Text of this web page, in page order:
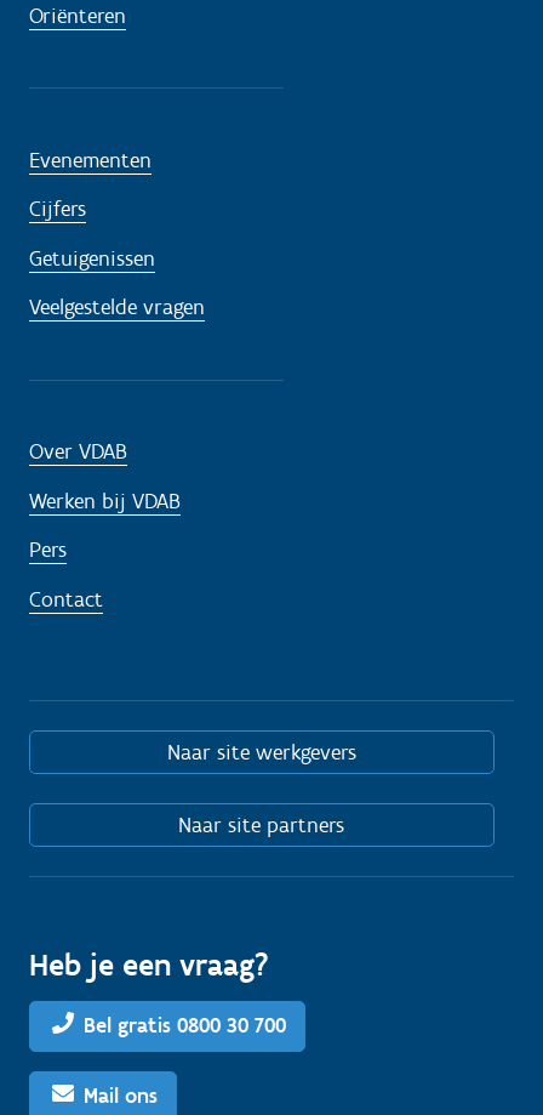
Oriënteren
Evenementen
Cijfers
Getuigenissen
Veelgestelde vragen
Over VDAB
Werken bij VDAB
Pers
Contact
Naar site werkgevers
Naar site partners
Heb je een vraag?
Bel gratis 0800 30 700
Mail ons